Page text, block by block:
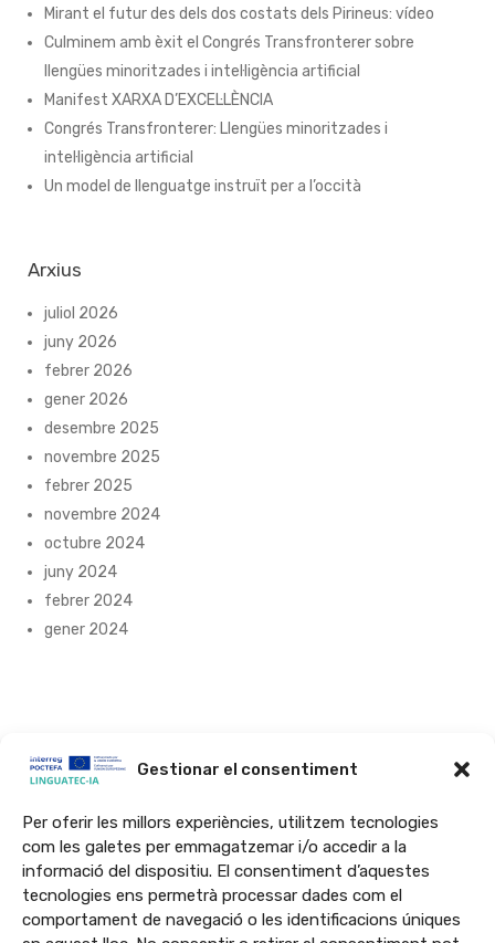
Gestionar el consentiment
Per oferir les millors experiències, utilitzem tecnologies
com les galetes per emmagatzemar i/o accedir a la
informació del dispositiu. El consentiment d’aquestes
tecnologies ens permetrà processar dades com el
comportament de navegació o les identificacions úniques
Mirant el futur des dels dos costats dels Pirineus: vídeo
Culminem amb èxit el Congrés Transfronterer sobre
llengües minoritzades i intel·ligència artificial
Manifest XARXA D’EXCEL·LÈNCIA
Congrés Transfronterer: Llengües minoritzades i
intel·ligència artificial
Un model de llenguatge instruït per a l’occità
Arxius
juliol 2026
juny 2026
febrer 2026
gener 2026
desembre 2025
novembre 2025
febrer 2025
novembre 2024
octubre 2024
juny 2024
febrer 2024
gener 2024
El projecte LINGUATEC-IA ha estat cofinançat al 65% per la Unió
Europea a través del Programa Interreg VI-A Espanya-França-Andorra
(POCTEFA 2021-2027). L’objectiu del POCTEFA és reforçar la integració